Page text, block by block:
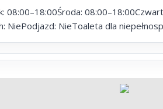
NiePodjazd: NieToaleta dla